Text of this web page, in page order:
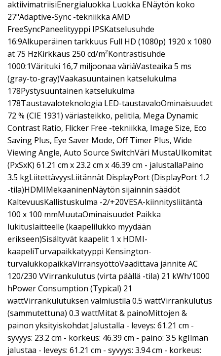
aktiivimatriisiEnergialuokka Luokka ENäytön koko
27"Adaptive-Sync -tekniikka AMD
FreeSyncPaneelityyppi IPSKatselusuhde
16:9Alkuperäinen tarkkuus Full HD (1080p) 1920 x 1080
at 75 HzKirkkaus 250 cd/m²Kontrastisuhde
1000:1Värituki 16,7 miljoonaa väriäVasteaika 5 ms
(gray-to-gray)Vaakasuuntainen katselukulma
178Pystysuuntainen katselukulma
178Taustavaloteknologia LED-taustavaloOminaisuudet
72 % (CIE 1931) väriasteikko, pelitila, Mega Dynamic
Contrast Ratio, Flicker Free -tekniikka, Image Size, Eco
Saving Plus, Eye Saver Mode, Off Timer Plus, Wide
Viewing Angle, Auto Source SwitchVäri MustaUlkomitat
(PxSxK) 61.21 cm x 23.2 cm x 46.39 cm - jalustallaPaino
3.5 kgLiitettävyysLiitännät DisplayPort (DisplayPort 1.2
-tila)HDMIMekaaninenNäytön sijainnin säädöt
KaltevuusKallistuskulma -2/+20VESA-kiinnitysliitäntä
100 x 100 mmMuutaOminaisuudet Paikka
lukituslaitteelle (kaapelilukko myydään
erikseen)Sisältyvät kaapelit 1 x HDMI-
kaapeliTurvapaikkatyyppi Kensington-
turvalukkopaikkaVirransyöttöVaadittava jännite AC
120/230 VVirrankulutus (virta päällä -tila) 21 kWh/1000
hPower Consumption (Typical) 21
wattVirrankulutuksen valmiustila 0.5 wattVirrankulutus
(sammutettuna) 0.3 wattMitat & painoMittojen &
painon yksityiskohdat Jalustalla - leveys: 61.21 cm -
syvyys: 23.2 cm - korkeus: 46.39 cm - paino: 3.5 kgIlman
jalustaa - leveys: 61.21 cm - syvyys: 3.94 cm - korkeus: